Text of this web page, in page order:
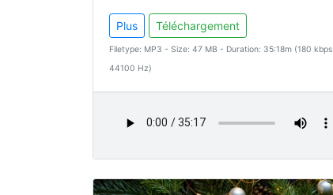
Plus Téléchargement
Filetype: MP3 - Size: 47 MB - Duration: 35:18m (180 kbps
44100 Hz)